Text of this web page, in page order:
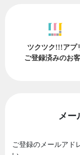
ツクツク!!!アプ
ご登録済みのお
メー
ご登録のメールアド